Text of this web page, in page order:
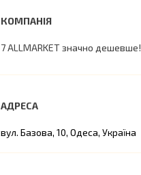
7 ALLMARKET значно дешевше!
вул. Базова, 10, Одеса, Україна